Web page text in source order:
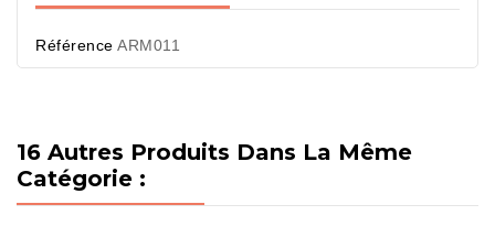
Référence ARM011
16 Autres Produits Dans La Même
Catégorie :